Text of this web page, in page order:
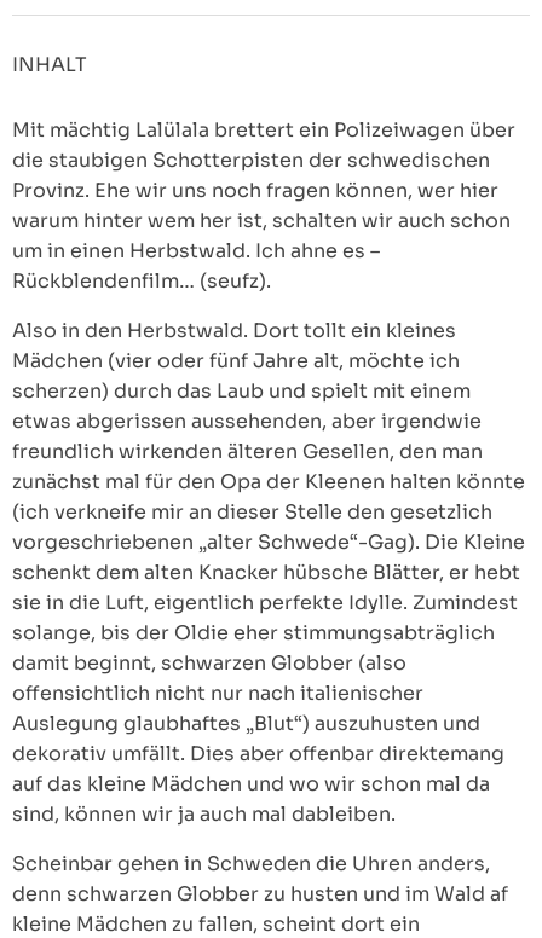
INHALT
Mit mächtig Lalülala brettert ein Polizeiwagen über
die staubigen Schotterpisten der schwedischen
Provinz. Ehe wir uns noch fragen können, wer hier
warum hinter wem her ist, schalten wir auch schon
um in einen Herbstwald. Ich ahne es –
Rückblendenfilm… (seufz).
Also in den Herbstwald. Dort tollt ein kleines
Mädchen (vier oder fünf Jahre alt, möchte ich
scherzen) durch das Laub und spielt mit einem
etwas abgerissen aussehenden, aber irgendwie
freundlich wirkenden älteren Gesellen, den man
zunächst mal für den Opa der Kleenen halten könnte
(ich verkneife mir an dieser Stelle den gesetzlich
vorgeschriebenen „alter Schwede“-Gag). Die Kleine
schenkt dem alten Knacker hübsche Blätter, er hebt
sie in die Luft, eigentlich perfekte Idylle. Zumindest
solange, bis der Oldie eher stimmungsabträglich
damit beginnt, schwarzen Globber (also
offensichtlich nicht nur nach italienischer
Auslegung glaubhaftes „Blut“) auszuhusten und
dekorativ umfällt. Dies aber offenbar direktemang
auf das kleine Mädchen und wo wir schon mal da
sind, können wir ja auch mal dableiben.
Scheinbar gehen in Schweden die Uhren anders,
denn schwarzen Globber zu husten und im Wald af
kleine Mädchen zu fallen, scheint dort ein